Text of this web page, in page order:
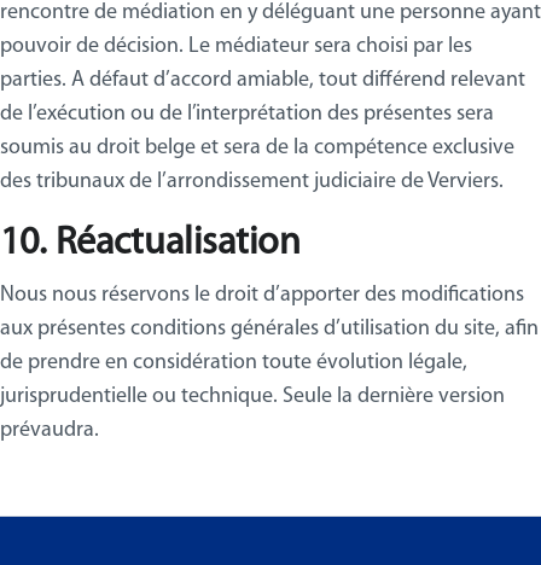
rencontre de médiation en y déléguant une personne ayant
pouvoir de décision. Le médiateur sera choisi par les
parties. A défaut d’accord amiable, tout différend relevant
de l’exécution ou de l’interprétation des présentes sera
soumis au droit belge et sera de la compétence exclusive
des tribunaux de l’arrondissement judiciaire de Verviers.
10. Réactualisation
Nous nous réservons le droit d’apporter des modifications
aux présentes conditions générales d’utilisation du site, afin
de prendre en considération toute évolution légale,
jurisprudentielle ou technique. Seule la dernière version
prévaudra.